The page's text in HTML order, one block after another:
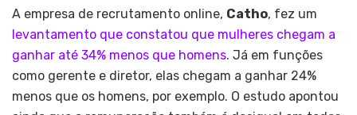
A empresa de recrutamento online, Catho, fez um
levantamento que constatou que mulheres chegam a
ganhar até 34% menos que homens. Já em funções
como gerente e diretor, elas chegam a ganhar 24%
menos que os homens, por exemplo. O estudo apontou